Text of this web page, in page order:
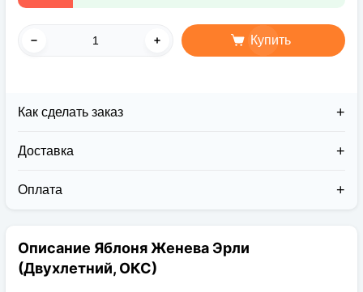
Купить
Как сделать заказ
Доставка
курьерскими службами:
транспортировки вплоть до 14 дней (с учётом
хранения на складе).
Оплата
На карту приват банка перед отправкой;
По выставленному счёту (реквизитам
юридического лица);
Описание Яблоня Женева Эрли
(Двухлетний, ОКС)